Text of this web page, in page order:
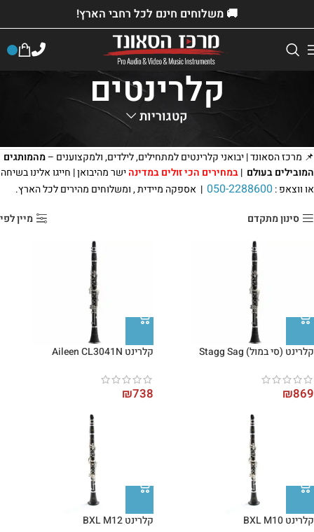
🚚 משלוחים חינם לכל רחבי הארץ!
קלרינטים
קטגוריות
כלי נשיפה
📌 מרכז הסאונד | יבואני קלרינטים למתחילים, לילדים, ולמקצוענים –מהמותגים
המובילים בעולם |במחירים הכי זולים במדינהישר מהיבואן | חייגו אלינו בשיחה
או ווצאפ : 050-2288600 | אספקה מיידית , ומשלוחים מהירים לכל הארץ.
סינון מתקדם
מיין לפי
קלרינט (סי במול) Stagg Sag
₪869
קלרינט Aileen CL3041N
₪738
קלרינט BXL M10 קלרינט BXL M12